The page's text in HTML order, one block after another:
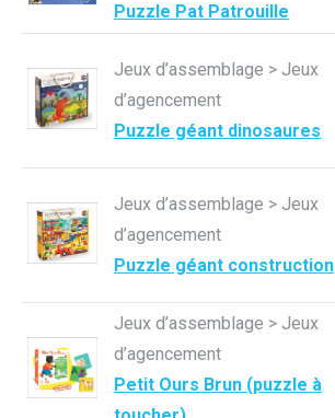
Puzzle Pat Patrouille
Jeux d’assemblage > Jeux
d’agencement
Puzzle géant dinosaures
Jeux d’assemblage > Jeux
d’agencement
Puzzle géant construction
Jeux d’assemblage > Jeux
d’agencement
Petit Ours Brun (puzzle à